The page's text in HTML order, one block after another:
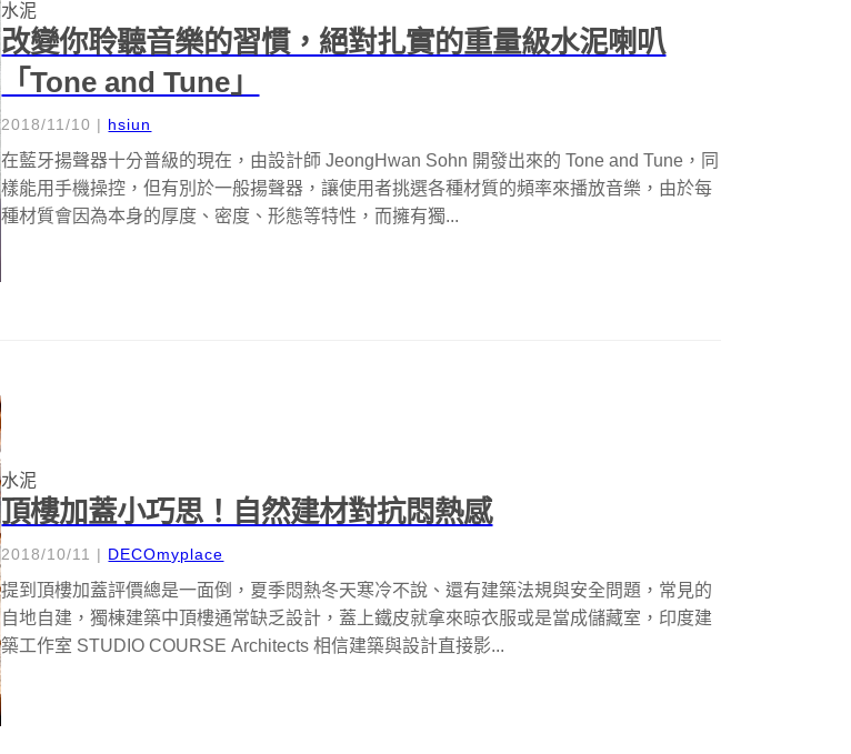
水泥
改變你聆聽音樂的習慣，絕對扎實的重量級水泥喇叭
「Tone and Tune」
2018/11/10 | hsiun
在藍牙揚聲器十分普級的現在，由設計師 JeongHwan Sohn 開發出來的 Tone and Tune，同
樣能用手機操控，但有別於一般揚聲器，讓使用者挑選各種材質的頻率來播放音樂，由於每
種材質會因為本身的厚度、密度、形態等特性，而擁有獨...
水泥
頂樓加蓋小巧思！自然建材對抗悶熱感
2018/10/11 | DECOmyplace
提到頂樓加蓋評價總是一面倒，夏季悶熱冬天寒冷不說、還有建築法規與安全問題，常見的
自地自建，獨棟建築中頂樓通常缺乏設計，蓋上鐵皮就拿來晾衣服或是當成儲藏室，印度建
築工作室 STUDIO COURSE Architects 相信建築與設計直接影...